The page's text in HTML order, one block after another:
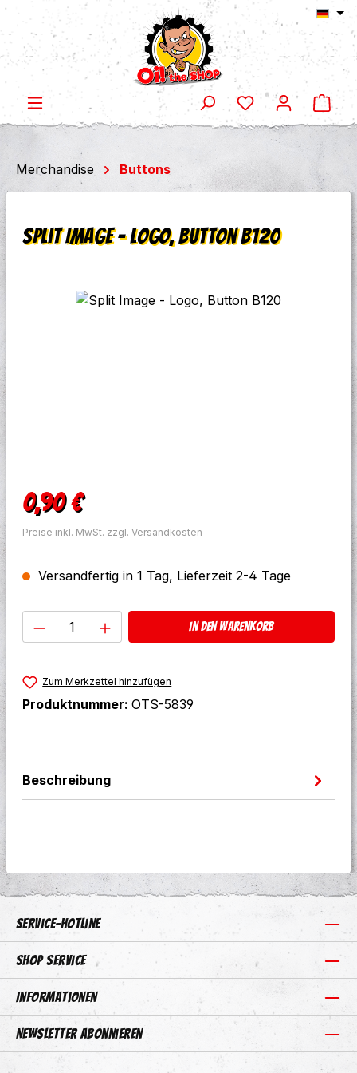
Zum Hauptinhalt springen
Merchandise Buttons
Split Image - Logo, Button B120
Bildergalerie überspringen
Regulärer Preis:
0,90 €
Preise inkl. MwSt. zzgl. Versandkosten
Versandfertig in 1 Tag, Lieferzeit 2-4 Tage
Produkt Anzahl: Gib den
In den Warenkorb
Zum Merkzettel hinzufügen
Produktnummer: OTS-5839
Beschreibung
Service-Hotline
Shop Service
Informationen
Newsletter abonnieren